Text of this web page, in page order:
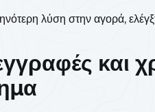
λύση στην αγορά,
και